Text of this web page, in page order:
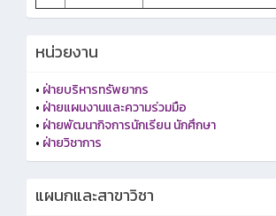
หน่วยงาน
• ฝ่ายบริหารทรัพยากร
• ฝ่ายแผนงานและความร่วมมือ
• ฝ่ายพัฒนากิจการนักเรียน นักศึกษา
• ฝ่ายวิชาการ
แผนกและสาขาวิชา